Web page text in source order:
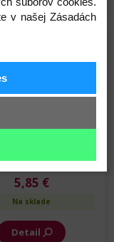
Balón - SC -
- 40 cm - 10 ks/bal
5,85 €
Na sklade
Detail
v našej Zásadách